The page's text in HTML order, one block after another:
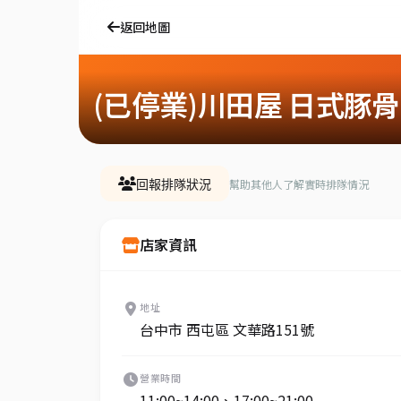
返回地圖
(已停業)川田屋 日式豚
回報排隊狀況 幫助其他人了解實時排隊情況
店家資訊
地址
台中市 西屯區 文華路151號
營業時間